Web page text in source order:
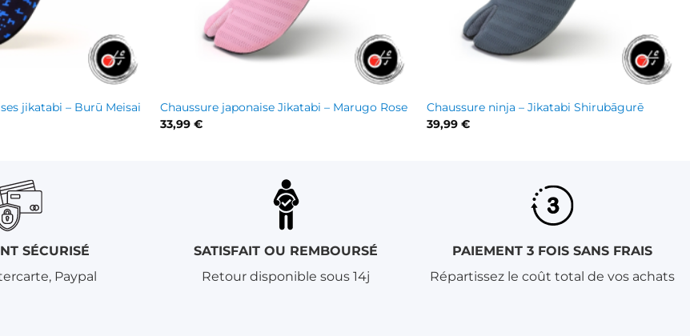
jikatabi – Burū Meisai
Chaussure japonaise Jikatabi – Marugo Rose
33,99 €
Chaussure ninja – Jikatabi Shirubāgurē
39,99€
SÉCURISÉ
Paypal
SATISFAIT OU REMBOURSÉ
Retour disponible sous 14j
PAIEMENT 3 FOIS SANS FRAIS
Répartissez le coût total de vos achats